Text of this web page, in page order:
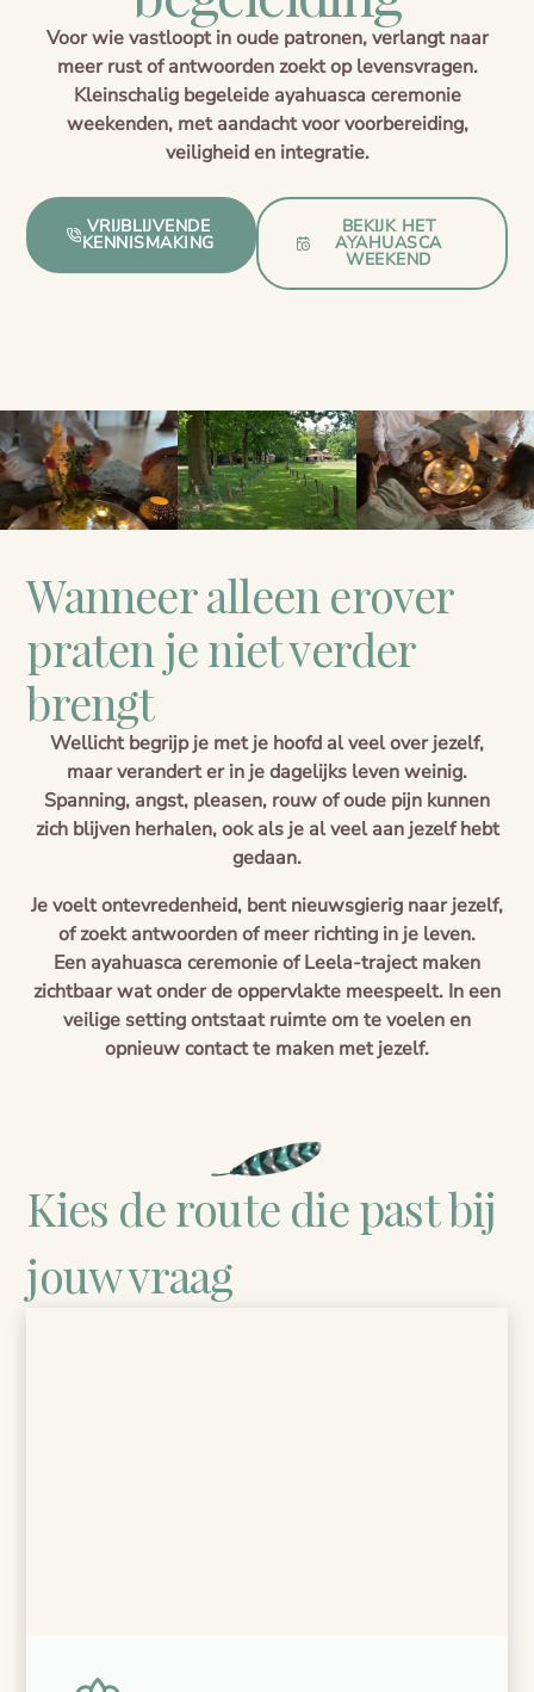
Voorbereiding
Blogs
De cirkel van het leven
Voor wie vastloopt in oude patronen, verlangt naar
meer rust of antwoorden zoekt op levensvragen.
Kleinschalig begeleide ayahuasca ceremonie
weekenden, met aandacht voor voorbereiding,
veiligheid en integratie.
VRIJBLIJVENDE
KENNISMAKING
BEKIJK HET
AYAHUASCA
WEEKEND
Wanneer alleen erover
praten je niet verder
brengt
Wellicht begrijp je met je hoofd al veel over jezelf,
maar verandert er in je dagelijks leven weinig.
Spanning, angst, pleasen, rouw of oude pijn kunnen
zich blijven herhalen, ook als je al veel aan jezelf hebt
gedaan.
Je voelt ontevredenheid, bent nieuwsgierig naar jezelf,
of zoekt antwoorden of meer richting in je leven.
Een ayahuasca ceremonie of Leela-traject maken
zichtbaar wat onder de oppervlakte meespeelt. In een
veilige setting ontstaat ruimte om te voelen en
opnieuw contact te maken met jezelf.
Kies de route die past bij
jouw vraag